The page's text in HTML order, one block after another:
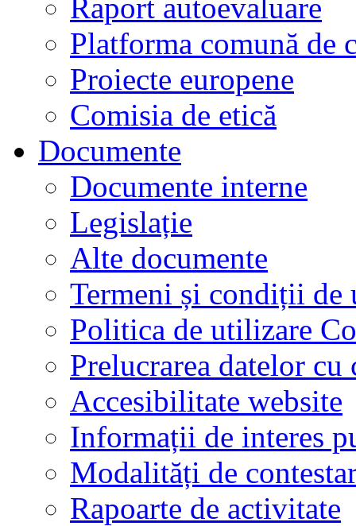
Raport autoevaluare
Platforma comună de
Proiecte europene
Comisia de etică
Documente
Documente interne
Legislație
Alte documente
Termeni și condiții de
Politica de utilizare
Prelucrarea datelor cu
Accesibilitate website
Informații de interes
Modalități de
Rapoarte de activitate